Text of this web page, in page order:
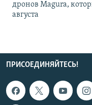
дронов Magura,
августа
ПРИСОЕДИНЯЙТЕСЬ!